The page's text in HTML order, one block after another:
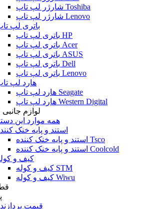
شارژر لپ تاپ Toshiba
شارژر لپ تاپ Lenovo
باتری لپ
باتری لپ تاپ HP
باتری لپ تاپ Acer
باتری لپ تاپ ASUS
باتری لپ تاپ Dell
باتری لپ تاپ Lenovo
هارد لپ
هارد لپ تاپ Seagate
هارد لپ تاپ Western Digital
لوازم
همه موارد این
استند و پایه خنک
استند و پایه خنک کننده Tsco
استند و پایه خنک کننده Coolcold
کیف و
کیف و کوله STM
کیف و کوله Wiwu
قیمت